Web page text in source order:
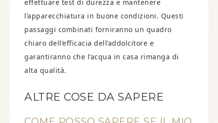
effettuare test di durezza e mantenere
l’apparecchiatura in buone condizioni. Questi
passaggi combinati forniranno un quadro
chiaro dell’efficacia dell’addolcitore e
garantiranno che l’acqua in casa rimanga di
alta qualità.
ALTRE COSE DA SAPERE